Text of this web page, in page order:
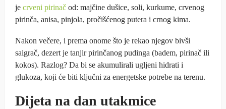
je crveni pirinač od: majčine dušice, soli, kurkume, crvenog
pirinča, anisa, pinjola, pročišćenog putera i crnog kima.
Nakon večere, i prema onome što je rekao njegov bivši
saigrač, dezert je tanjir pirinčanog pudinga (badem, pirinač ili
kokos). Razlog? Da bi se akumulirali ugljeni hidrati i
glukoza, koji će biti ključni za energetske potrebe na terenu.
Dijeta na dan utakmice